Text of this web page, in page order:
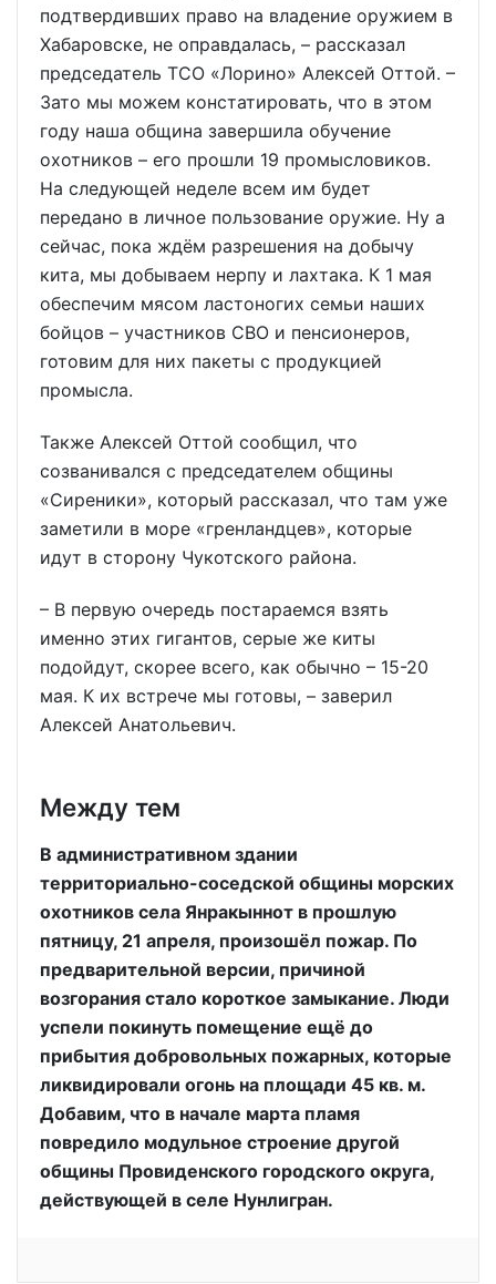
подтвердивших право на владение оружием в
Хабаровске, не оправдалась, – рассказал
председатель ТСО «Лорино» Алексей Оттой. –
Зато мы можем констатировать, что в этом
году наша община завершила обучение
охотников – его прошли 19 промысловиков.
На следующей неделе всем им будет
передано в личное пользование оружие. Ну а
сейчас, пока ждём разрешения на добычу
кита, мы добываем нерпу и лахтака. К 1 мая
обеспечим мясом ластоногих семьи наших
бойцов – участников СВО и пенсионеров,
готовим для них пакеты с продукцией
промысла.
Также Алексей Оттой сообщил, что
созванивался с председателем общины
«Сиреники», который рассказал, что там уже
заметили в море «гренландцев», которые
идут в сторону Чукотского района.
– В первую очередь постараемся взять
именно этих гигантов, серые же киты
подойдут, скорее всего, как обычно – 15-20
мая. К их встрече мы готовы, – заверил
Алексей Анатольевич.
Между тем
В административном здании
территориально-соседской общины морских
охотников села Янракыннот в прошлую
пятницу, 21 апреля, произошёл пожар. По
предварительной версии, причиной
возгорания стало короткое замыкание. Люди
успели покинуть помещение ещё до
прибытия добровольных пожарных, которые
ликвидировали огонь на площади 45 кв. м.
Добавим, что в начале марта пламя
повредило модульное строение другой
общины Провиденского городского округа,
действующей в селе Нунлигран.